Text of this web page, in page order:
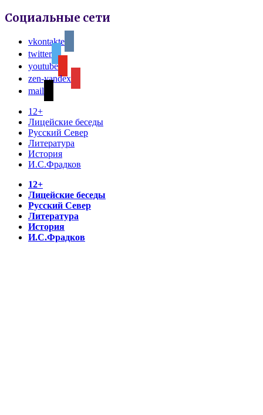
Социальные сети
vkontakte
twitter
youtube
zen-yandex
mail
12+
Лицейские беседы
Русский Север
Литература
История
И.С.Фрадков
12+
Лицейские беседы
Русский Север
Литература
История
И.С.Фрадков